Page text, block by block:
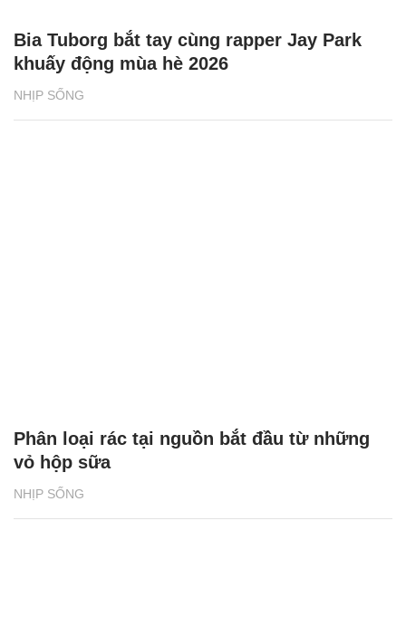
NHỊP SỐNG
Bia Tuborg bắt tay cùng rapper Jay Park
khuấy động mùa hè 2026
NHỊP SỐNG
Phân loại rác tại nguồn bắt đầu từ những
vỏ hộp sữa